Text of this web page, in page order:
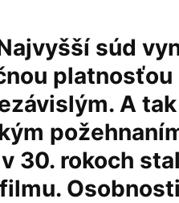
súd
A
30. rokoch stal